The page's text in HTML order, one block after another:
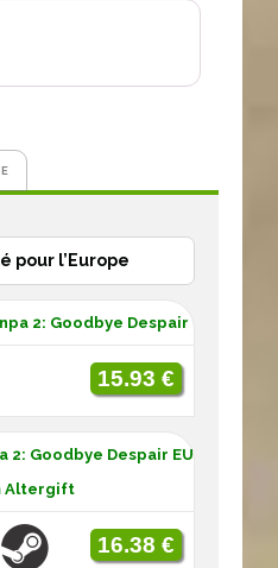
pour l’Europe
2: Goodbye Despair
15.93 €
2: Goodbye Despair EU
Altergift
16.38 €